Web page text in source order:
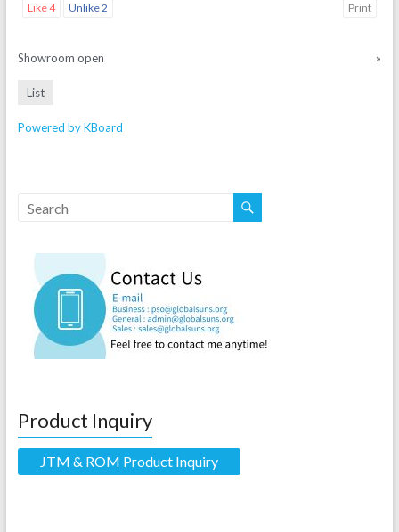
Like4 Unlike2 Print
Showroom open »
List
Powered by KBoard
Product Inquiry
JTM & ROM Product Inquiry